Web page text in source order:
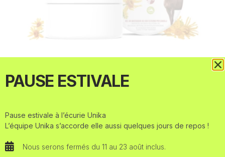
Earn 3 Uniko Points
€30,00
AJOUTER AU PANIER
PAUSE ESTIVALE
Pause estivale à l’écurie Unika
L’équipe Unika s’accorde elle aussi quelques jours de repos !
Nous serons fermés du 11 au 23 août inclus.